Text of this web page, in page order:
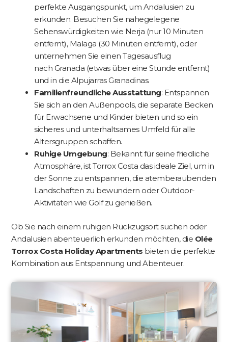
perfekte Ausgangspunkt, um Andalusien zu
erkunden. Besuchen Sie nahegelegene
Sehenswürdigkeiten wie Nerja (nur 10 Minuten
entfernt), Malaga (30 Minuten entfernt), oder
unternehmen Sie einen Tagesausflug
nach Granada (etwas über eine Stunde entfernt)
und in die Alpujarras Granadinas.
Familienfreundliche Ausstattung: Entspannen
Sie sich an den Außenpools, die separate Becken
für Erwachsene und Kinder bieten und so ein
sicheres und unterhaltsames Umfeld für alle
Altersgruppen schaffen.
Ruhige Umgebung: Bekannt für seine friedliche
Atmosphäre, ist Torrox Costa das ideale Ziel, um in
der Sonne zu entspannen, die atemberaubenden
Landschaften zu bewundern oder Outdoor-
Aktivitäten wie Golf zu genießen.
Ob Sie nach einem ruhigen Rückzugsort suchen oder
Andalusien abenteuerlich erkunden möchten, die Olée
Torrox Costa Holiday Apartments bieten die perfekte
Kombination aus Entspannung und Abenteuer.